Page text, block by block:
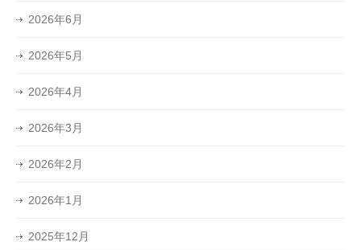
2026年6月
2026年5月
2026年4月
2026年3月
2026年2月
2026年1月
2025年12月